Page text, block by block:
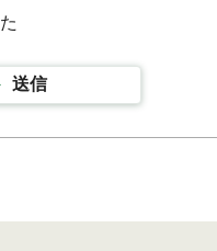
送信